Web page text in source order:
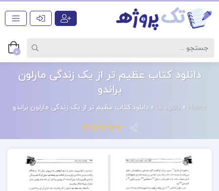
0
دانلود کتاب عظیم تر از یک زندگی مارلون
براندو
Home
» دانلود ها » دانلود کتاب عظیم تر از یک زندگی مارلون براندو